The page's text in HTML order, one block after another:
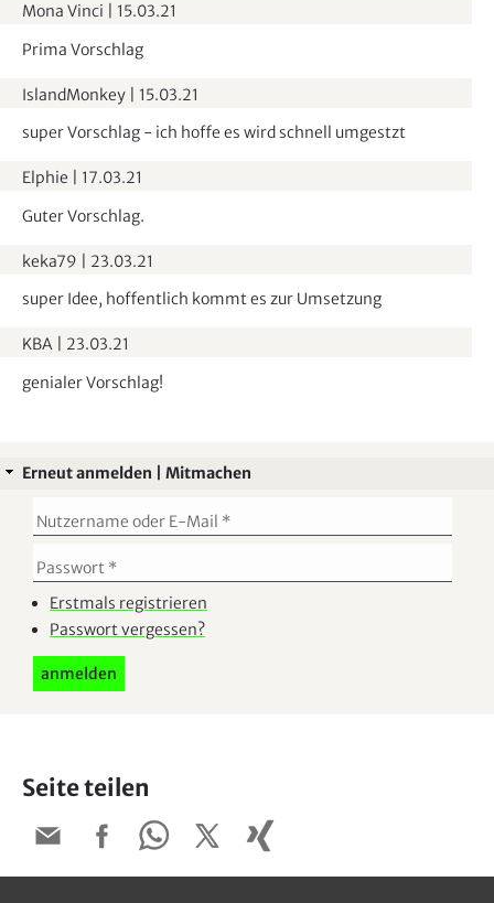
Mona Vinci
15.03.21
Prima Vorschlag
IslandMonkey
15.03.21
super Vorschlag - ich hoffe es wird schnell umgestzt
Elphie
17.03.21
Guter Vorschlag.
keka79
23.03.21
super Idee, hoffentlich kommt es zur Umsetzung
KBA
23.03.21
genialer Vorschlag!
Erneut anmelden | Mitmachen
Erstmals registrieren
Passwort vergessen?
Seite teilen